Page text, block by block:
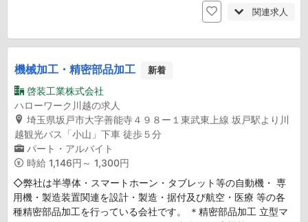
関連求人
機械加工・精密部品加工 新着
啓装工業株式会社
ハローワーク川越の求人
埼玉県坂戸市大字善能寺４９８ー１東武東上線 坂戸駅より川
越観光バス「小山」下車 徒歩５分
パート・アルバイト
時給 1,146円～ 1,300円
◇弊社は半導体・スマートホーン・タブレット等の自動機・ 専
用機・製造装置関連を設計・製造・据付及び航空・医療 等の各
種精密部品加工を行っている会社です。 ＊精密部品加工 立型マ